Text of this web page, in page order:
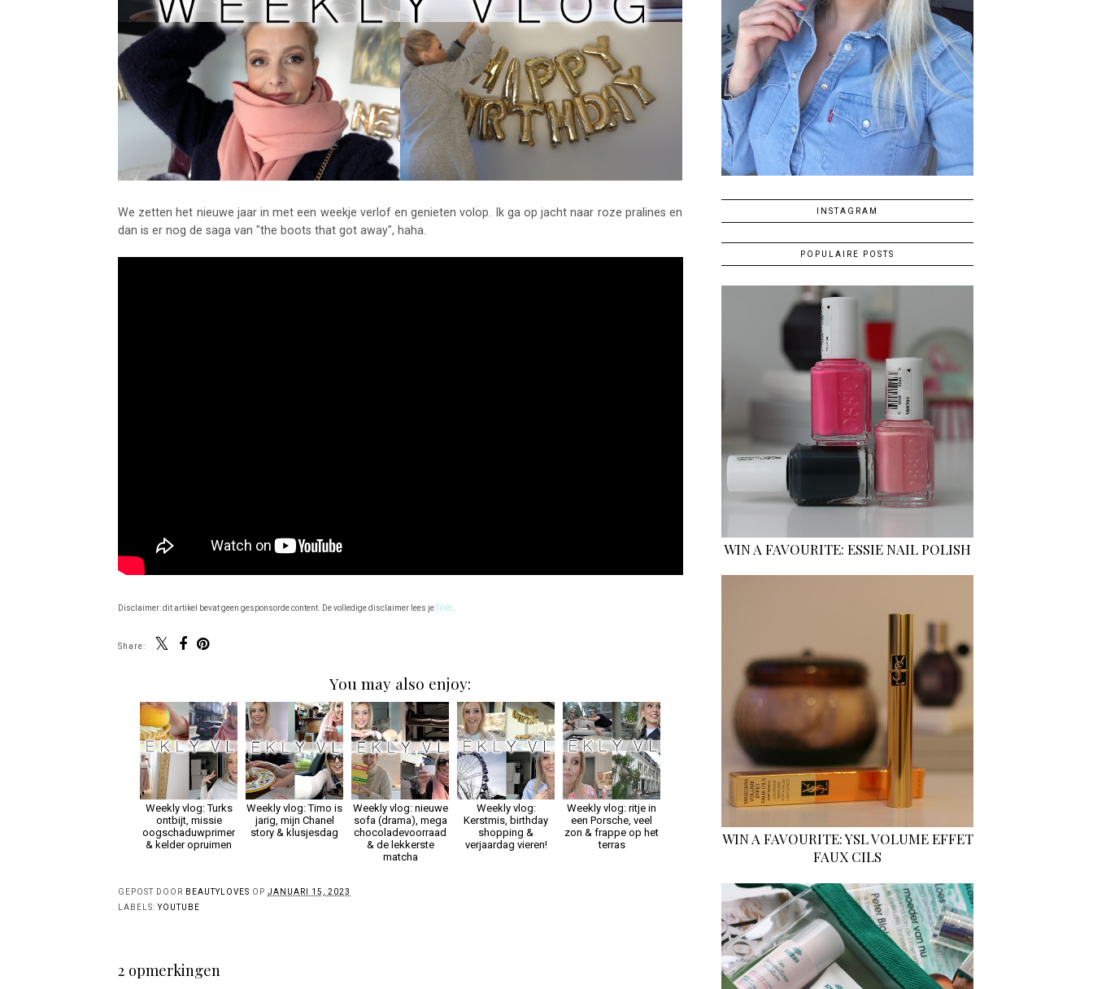
We zetten het nieuwe jaar in met een weekje verlof en genieten volop. Ik ga op jacht naar roze pralines en
dan is er nog de saga van "the boots that got away", haha.
Disclaimer: dit artikel bevat geen gesponsorde content. De volledige disclaimer lees je hier.
Share:
You may also enjoy:
Weekly vlog: Turks
ontbijt, missie
oogschaduwprimer
& kelder opruimen
Weekly vlog: Timo is
jarig, mijn Chanel
story & klusjesdag
Weekly vlog: nieuwe
sofa (drama), mega
chocoladevoorraad
& de lekkerste
matcha
Weekly vlog:
Kerstmis, birthday
shopping &
verjaardag vieren!
Weekly vlog: ritje in
een Porsche, veel
zon & frappe op het
terras
GEPOST DOOR BEAUTYLOVES OP JANUARI 15, 2023
LABELS:YOUTUBE
2 opmerkingen
INSTAGRAM
POPULAIRE POSTS
WIN A FAVOURITE: ESSIE NAIL POLISH
WIN A FAVOURITE: YSL VOLUME EFFET
FAUX CILS